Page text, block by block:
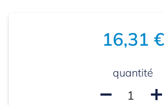
16,31 €
quantité
remove add